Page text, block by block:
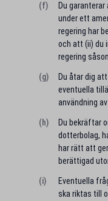
(f)
Du
under ett
regering har
och att (ii) du
regering
(g)
Du åtar dig
eventuella
användning av
(h)
Du bekräftar
dotterbolag,
har rätt att
berättigad
(i)
Eventuella
ska riktas till